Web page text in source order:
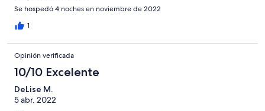
Se hospedó 4 noches en noviembre de 2022
1
Opinión verificada
10/10 Excelente
DeLise M.
5 abr. 2022